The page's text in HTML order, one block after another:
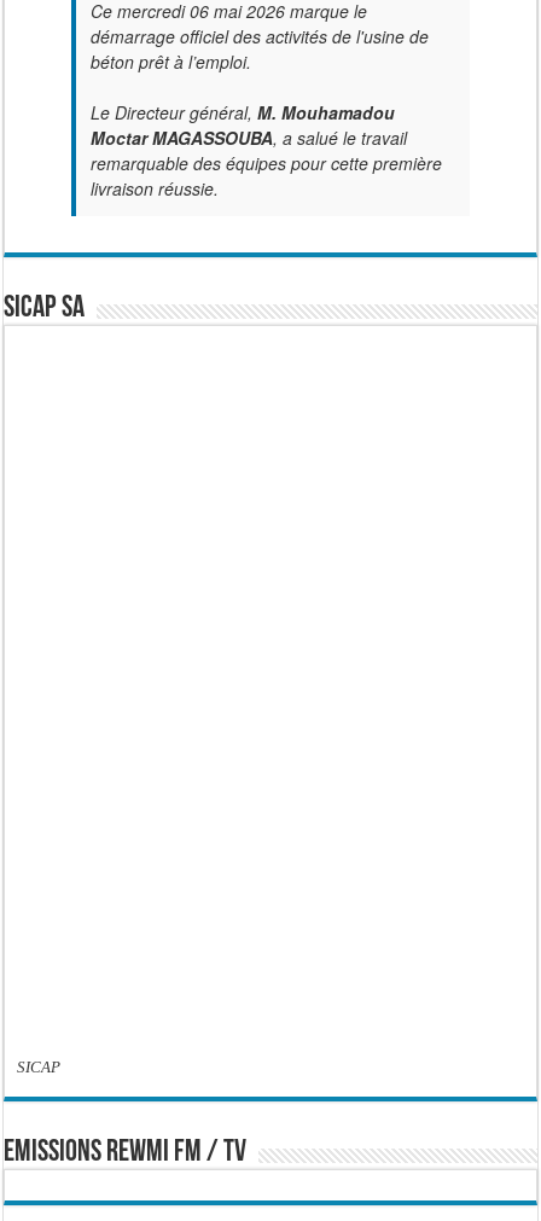
Ce mercredi 06 mai 2026 marque le
démarrage officiel des activités de l'usine de
béton prêt à l’emploi.
Le Directeur général, M. Mouhamadou
Moctar MAGASSOUBA, a salué le travail
remarquable des équipes pour cette première
livraison réussie.
SICAP SA
SICAP
EMISSIONS REWMI FM / TV